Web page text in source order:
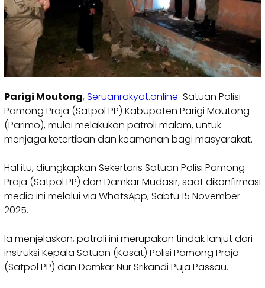
Parigi Moutong,Seruanrakyat.online-Satuan Polisi
Pamong Praja (Satpol PP) Kabupaten Parigi Moutong
(Parimo), mulai melakukan patroli malam, untuk
menjaga ketertiban dan keamanan bagi masyarakat.
‎Hal itu, diungkapkan Sekertaris Satuan Polisi Pamong
Praja (Satpol PP) dan Damkar Mudasir, saat dikonfirmasi
media ini melalui via WhatsApp, Sabtu 15 November
2025.
‎Ia menjelaskan, patroli ini merupakan tindak lanjut dari
instruksi Kepala Satuan (Kasat) Polisi Pamong Praja
(Satpol PP) dan Damkar Nur Srikandi Puja Passau.